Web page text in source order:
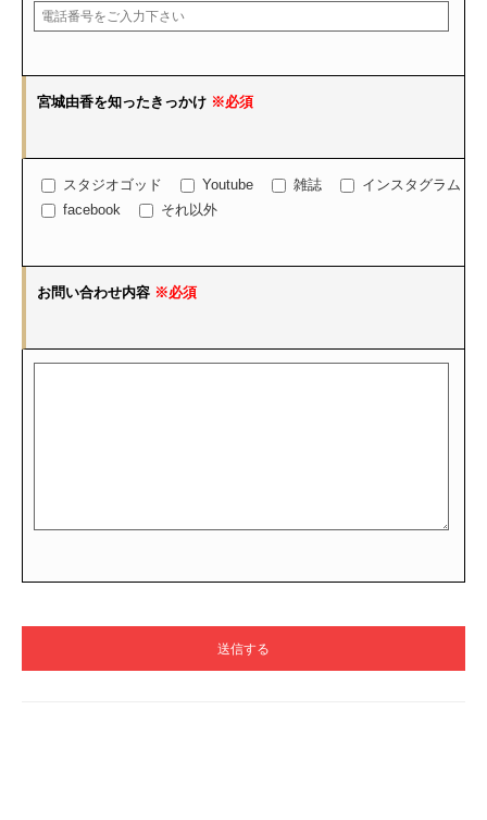
宮城由香を知ったきっかけ ※必須
スタジオゴッド Youtube 雑誌
インスタグラム
facebook
それ以外
お問い合わせ内容 ※必須